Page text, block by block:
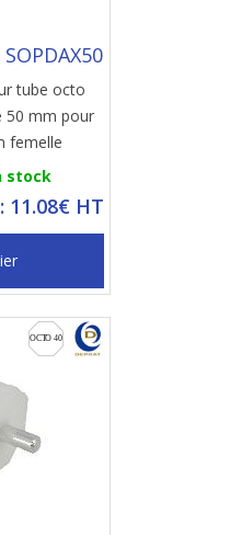
tube octo
50 mm pour
femelle
stock
11.08€ HT